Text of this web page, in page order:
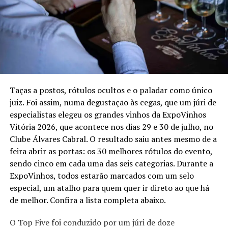
Já no primeiro dia de 2024, quem comanda as
festividades no Mauka é a dupla sertaneja Breno &
Bernardo ao lado da DJ Monia Lombardi.
Além das diferentes combinações de proteínas, todas as
tábuas contam com três acompanhamentos à escolha
do cliente. As opções são: Arroz Pilaf, Garlic Mashed
Potato, Jacket Potato, Caesar Salad, Salada da Casa,
Fritas, El Ranchito, Aussie Mac N’ Cheese e Legumes.
Período:até 4 de outubro de 2026
Disponibilidade:Oferta válida para os Outback físicos
(unidades no Shopping Vitória, Shopping Vila Velha e
Shopping Mestre Álvaro – Serra), delivery (App Meu
Outback e plataformas Ifood) e pedidos para viagem.
Informações:https://www.outback.com.br/outback-
boards
Taças a postos, rótulos ocultos e o paladar como único
juiz. Foi assim, numa degustação às cegas, que um júri de
especialistas elegeu os grandes vinhos da ExpoVinhos
Vitória 2026, que acontece nos dias 29 e 30 de julho, no
Clube Álvares Cabral. O resultado saiu antes mesmo de a
feira abrir as portas: os 30 melhores rótulos do evento,
sendo cinco em cada uma das seis categorias. Durante a
ExpoVinhos, todos estarão marcados com um selo
especial, um atalho para quem quer ir direto ao que há
de melhor. Confira a lista completa abaixo.
O Top Five foi conduzido por um júri de doze